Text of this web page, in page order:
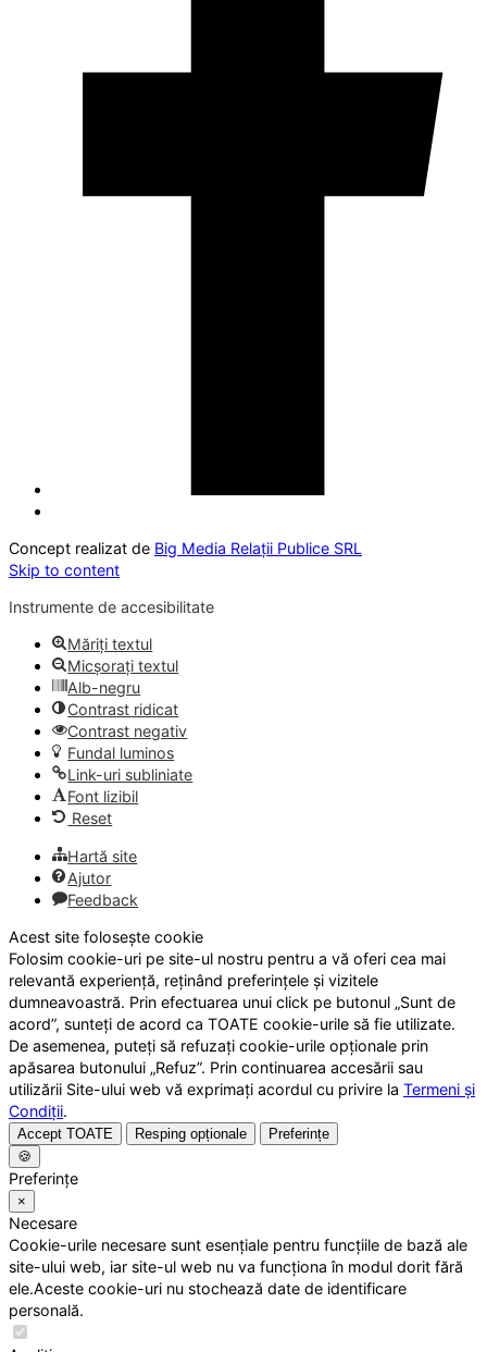
Concept realizat de Big Media Relații Publice SRL
Skip to content
Instrumente de accesibilitate
Măriți textul
Micșorați textul
Alb-negru
Contrast ridicat
Contrast negativ
Fundal luminos
Link-uri subliniate
Font lizibil
Reset
Hartă site
Ajutor
Feedback
Acest site folosește cookie
Folosim cookie-uri pe site-ul nostru pentru a vă oferi cea mai
relevantă experiență, reținând preferințele și vizitele
dumneavoastră. Prin efectuarea unui click pe butonul „Sunt de
acord”, sunteți de acord ca TOATE cookie-urile să fie utilizate.
De asemenea, puteți să refuzați cookie-urile opționale prin
apăsarea butonului „Refuz”. Prin continuarea accesării sau
utilizării Site-ului web vă exprimați acordul cu privire la Termeni și
Condiții.
Accept TOATE Resping opționale
Preferințe
🍪
Preferințe
×
Necesare
Cookie-urile necesare sunt esențiale pentru funcțiile de bază ale
site-ului web, iar site-ul web nu va funcționa în modul dorit fără
ele.Aceste cookie-uri nu stochează date de identificare
personală.